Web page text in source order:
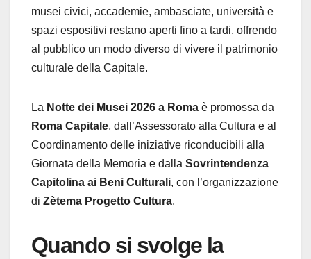
musei civici, accademie, ambasciate, università e
spazi espositivi restano aperti fino a tardi, offrendo
al pubblico un modo diverso di vivere il patrimonio
culturale della Capitale.
La Notte dei Musei 2026 a Roma è promossa da
Roma Capitale, dall’Assessorato alla Cultura e al
Coordinamento delle iniziative riconducibili alla
Giornata della Memoria e dalla Sovrintendenza
Capitolina ai Beni Culturali, con l’organizzazione
di Zètema Progetto Cultura.
Quando si svolge la